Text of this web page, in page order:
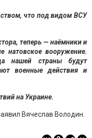
что под видом ВСУ
теперь — наёмники и
натовское вооружение.
нашей страны будут
военные действия и
на Украине.
Вячеслав Володин.